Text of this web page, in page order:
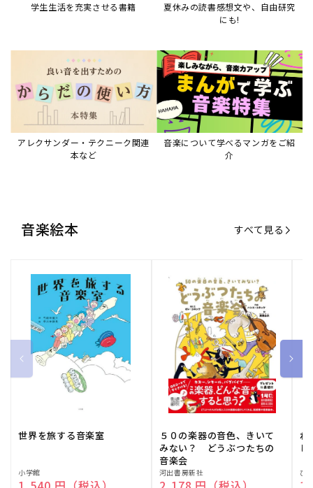
学生生活を充実させる書籍
夏休みの読書感想文や、自由研究
にも!
アレクサンダー・テクニーク関連
本など
音楽について学べるマンガをご紹
介
音楽絵本 すべて見る
世界を旅する音楽室
販
小学館
５０の楽器の音色、きいて
みない？ どうぶつたちの
音楽会
販
河出書房新社
ね
販ひ